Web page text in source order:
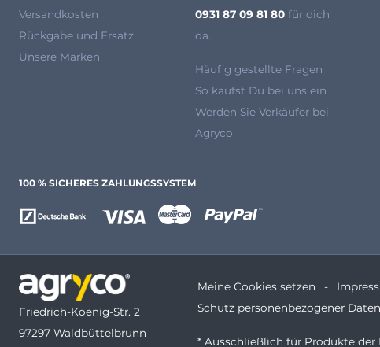
Versandkosten
Rückgabe und Ersatz
Unsere Marken
0931 87 09 81 80 für dich
da.
Häufig gestellte Fragen
So kaufst Du bei uns ein
Werden Sie Verkäufer bei
Agryco
100 % SICHERES ZAHLUNGSSYSTEM
Friedrich-Koenig-Str. 2
97297 Waldbüttelbrunn
Meine Cookies setzen
Schutz personenbezogener Daten
* Ausschließlich für Produkte der